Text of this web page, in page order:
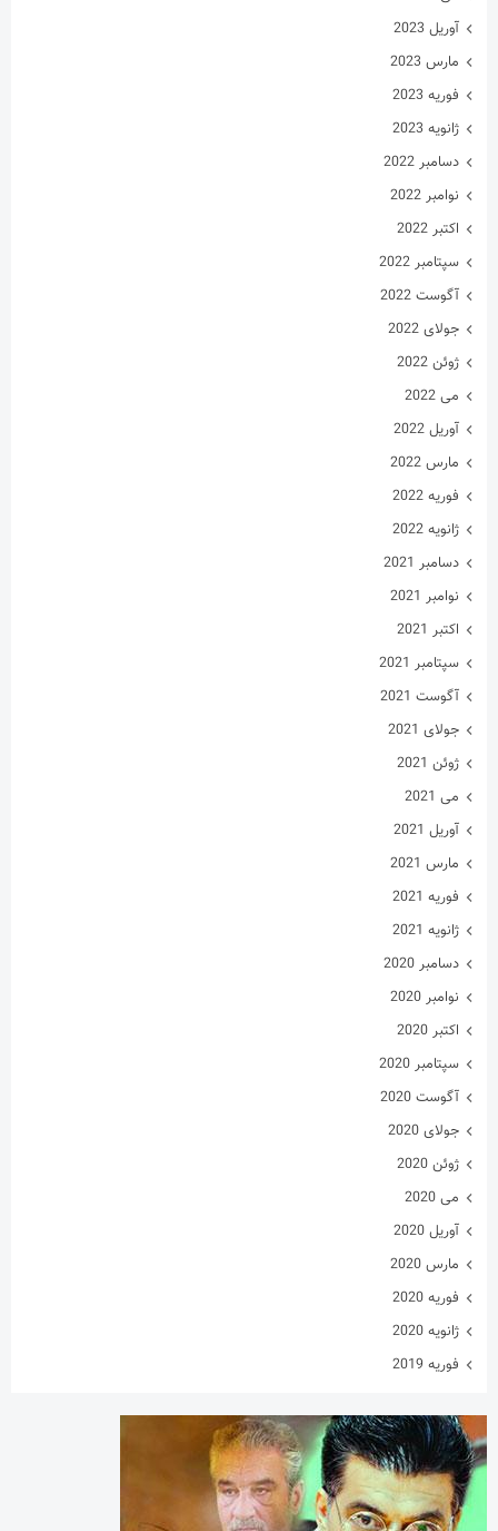
آوریل 2023
مارس 2023
فوریه 2023
ژانویه 2023
دسامبر 2022
نوامبر 2022
اکتبر 2022
سپتامبر 2022
آگوست 2022
جولای 2022
ژوئن 2022
می 2022
آوریل 2022
مارس 2022
فوریه 2022
ژانویه 2022
دسامبر 2021
نوامبر 2021
اکتبر 2021
سپتامبر 2021
آگوست 2021
جولای 2021
ژوئن 2021
می 2021
آوریل 2021
مارس 2021
فوریه 2021
ژانویه 2021
دسامبر 2020
نوامبر 2020
اکتبر 2020
سپتامبر 2020
آگوست 2020
جولای 2020
ژوئن 2020
می 2020
آوریل 2020
مارس 2020
فوریه 2020
ژانویه 2020
فوریه 2019